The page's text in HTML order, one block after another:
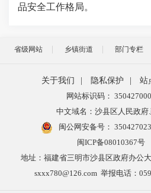
品安全工作格局。
省级网站 乡镇街道 部门专栏
关于我们 隐私保护 站
网站标识码：
中文域名：沙县区人民政府
闽公网安备号：
闽ICP备08010367号
地址：福建省三明市沙县区政府办公
sxxx780@126.com 举报电话：